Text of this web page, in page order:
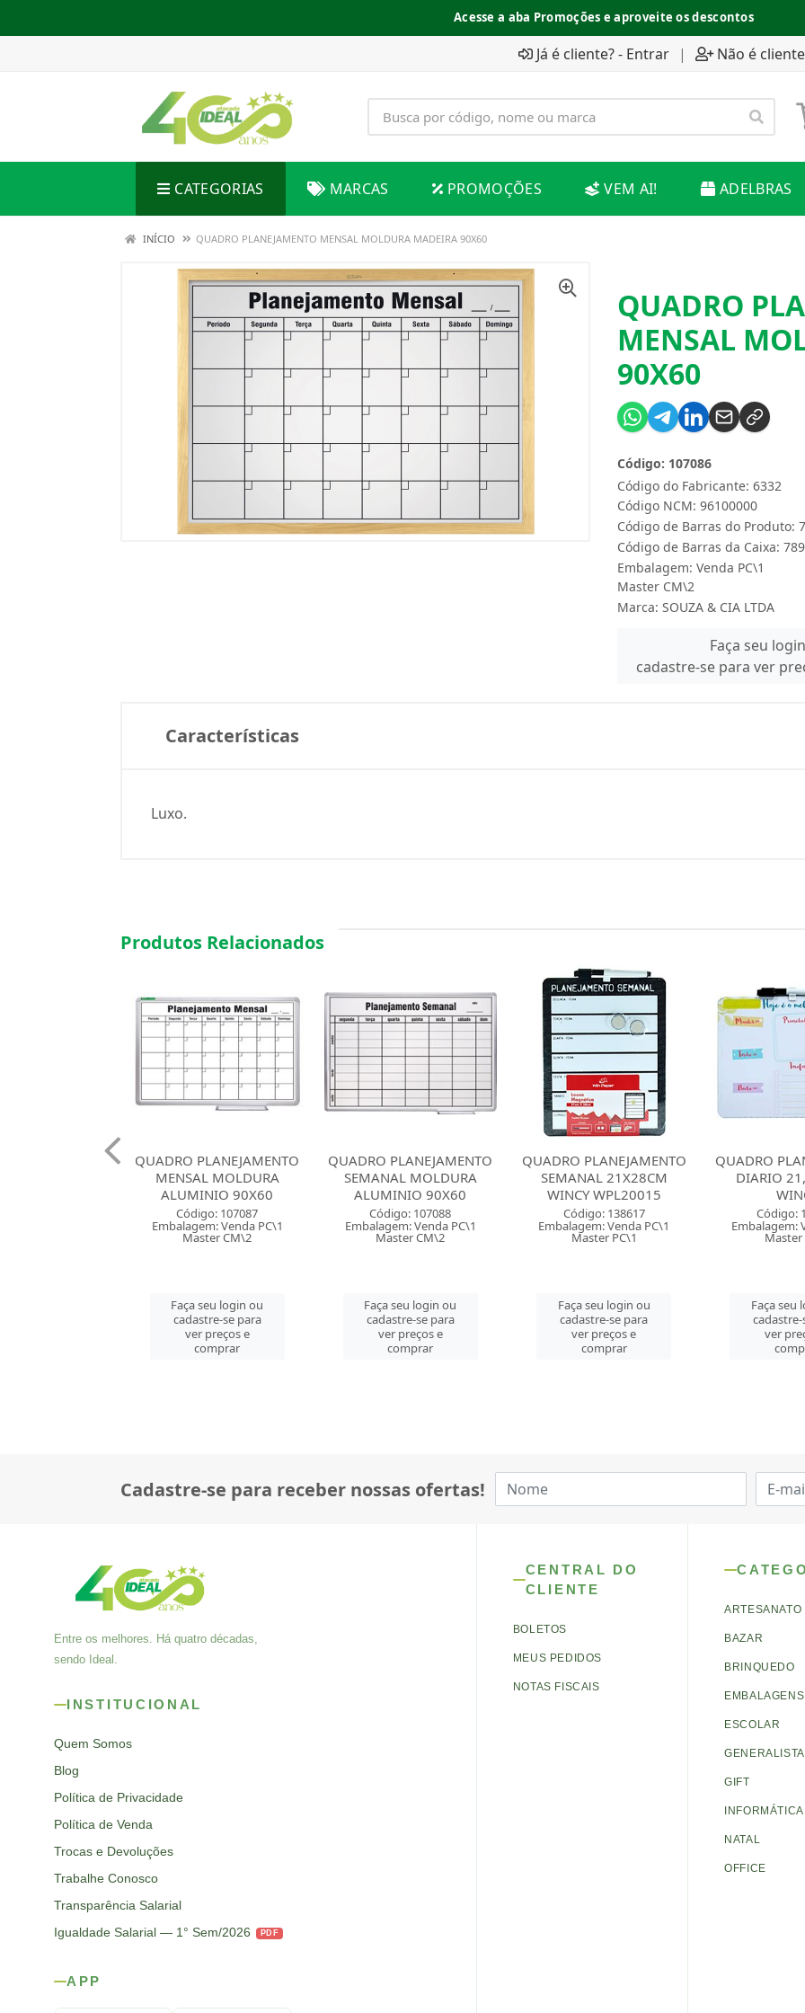
Acesse a aba Promoções e aproveite os descontos
Já é cliente? - Entrar | Não é
CATEGORIAS MARCAS PROMOÇÕES VEM AI! ADELBRAS
INÍCIO QUADRO PLANEJAMENTO MENSAL MOLDURA MADEIRA 90X60
QUADRO
MENSAL
90X60
Código do Fabricante: 6332
Código: 107086
Código NCM: 96100000
Código de Barras do Produto:
Código de Barras da Caixa:
Embalagem: Venda PC\1
Master CM\2
Marca: SOUZA & CIA LTDA
Faça seu
cadastre-se para ver
Características
Luxo.
Produtos Relacionados
QUADRO PLANEJAMENTO
SEMANAL MOLDURA
ALUMINIO 90X60
Código: 107088
Embalagem: Venda PC\1
Master CM\2
Faça seu login ou
cadastre-se para
ver preços e
comprar
QUADRO PLANEJAMENTO
SEMANAL 21X28CM
WINCY WPL20015
Código: 138617
Embalagem: Venda PC\1
Master PC\1
Faça seu login ou
cadastre-se para
ver preços e
comprar
QUADRO PLANEJAMENTO
DIARIO 21,6X28CM
WINCY
Código: 138618
Embalagem: Venda PC\1
Master PC\1
Faça seu login ou
cadastre-se para
ver preços e
comprar
QUADRO
STANDARD
Código:
Embalagem:
Master
Faça seu
ver
Cadastre-se para receber nossas ofertas!
Entre os melhores. Há quatro décadas,
sendo Ideal.
INSTITUCIONAL
Quem Somos
Blog
Política de Privacidade
Política de Venda
Trocas e Devoluções
Trabalhe Conosco
Transparência Salarial
Igualdade Salarial — 1° Sem/2026
PDF
APP
CENTRAL DO
CLIENTE
BOLETOS
MEUS PEDIDOS
NOTAS FISCAIS
ARTESANATO
BAZAR
BRINQUEDO
ESCOLAR
GENERALISTA
GIFT
INFORMÁTICA
NATAL
OFFICE